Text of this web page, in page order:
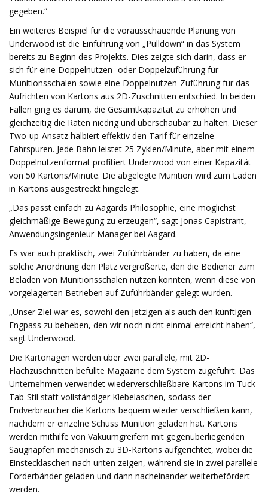
gegeben.“
Ein weiteres Beispiel für die vorausschauende Planung von
Underwood ist die Einführung von „Pulldown“ in das System
bereits zu Beginn des Projekts. Dies zeigte sich darin, dass er
sich für eine Doppelnutzen- oder Doppelzuführung für
Munitionsschalen sowie eine Doppelnutzen-Zuführung für das
Aufrichten von Kartons aus 2D-Zuschnitten entschied. In beiden
Fällen ging es darum, die Gesamtkapazität zu erhöhen und
gleichzeitig die Raten niedrig und überschaubar zu halten. Dieser
Two-up-Ansatz halbiert effektiv den Tarif für einzelne
Fahrspuren. Jede Bahn leistet 25 Zyklen/Minute, aber mit einem
Doppelnutzenformat profitiert Underwood von einer Kapazität
von 50 Kartons/Minute. Die abgelegte Munition wird zum Laden
in Kartons ausgestreckt hingelegt.
„Das passt einfach zu Aagards Philosophie, eine möglichst
gleichmäßige Bewegung zu erzeugen“, sagt Jonas Capistrant,
Anwendungsingenieur-Manager bei Aagard.
Es war auch praktisch, zwei Zuführbänder zu haben, da eine
solche Anordnung den Platz vergrößerte, den die Bediener zum
Beladen von Munitionsschalen nutzen konnten, wenn diese von
vorgelagerten Betrieben auf Zuführbänder gelegt wurden.
„Unser Ziel war es, sowohl den jetzigen als auch den künftigen
Engpass zu beheben, den wir noch nicht einmal erreicht haben“,
sagt Underwood.
Die Kartonagen werden über zwei parallele, mit 2D-
Flachzuschnitten befüllte Magazine dem System zugeführt. Das
Unternehmen verwendet wiederverschließbare Kartons im Tuck-
Tab-Stil statt vollständiger Klebelaschen, sodass der
Endverbraucher die Kartons bequem wieder verschließen kann,
nachdem er einzelne Schuss Munition geladen hat. Kartons
werden mithilfe von Vakuumgreifern mit gegenüberliegenden
Saugnäpfen mechanisch zu 3D-Kartons aufgerichtet, wobei die
Einstecklaschen nach unten zeigen, während sie in zwei parallele
Förderbänder geladen und dann nacheinander weiterbefördert
werden.